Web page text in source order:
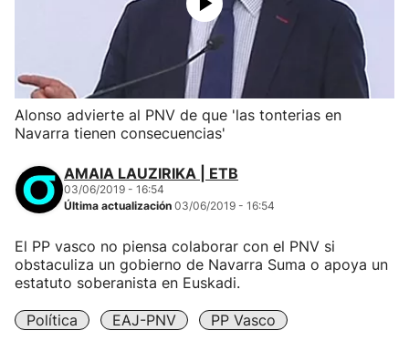
Alonso advierte al PNV de que 'las tonterias en
Navarra tienen consecuencias'
AMAIA LAUZIRIKA | ETB
03/06/2019 - 16:54
Última actualización 03/06/2019 - 16:54
El PP vasco no piensa colaborar con el PNV si
obstaculiza un gobierno de Navarra Suma o apoya un
estatuto soberanista en Euskadi.
Política EAJ-PNV
PP Vasco